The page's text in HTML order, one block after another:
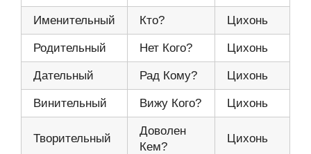
Именительный Кто? Цихонь
Родительный Нет Кого? Цихонь
Дательный Рад Кому? Цихонь
Винительный Вижу Кого? Цихонь
Творительный
Доволен
Кем?
Цихонь